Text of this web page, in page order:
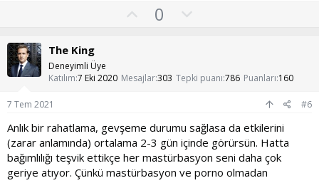
e
r
:
O0
s
o
y
l
The King
Deneyimli Üye
Katılım 7 Eki 2020 Mesajlar303 Tepki puanı 786 Puanları 160
7 Tem 2021 #6
Anlık bir rahatlama, gevşeme durumu sağlasa da etkilerini
(zarar anlamında) ortalama 2-3 gün içinde görürsün. Hatta
bağımlılığı teşvik ettikçe her mastürbasyon seni daha çok
geriye atıyor. Çünkü mastürbasyon ve porno olmadan